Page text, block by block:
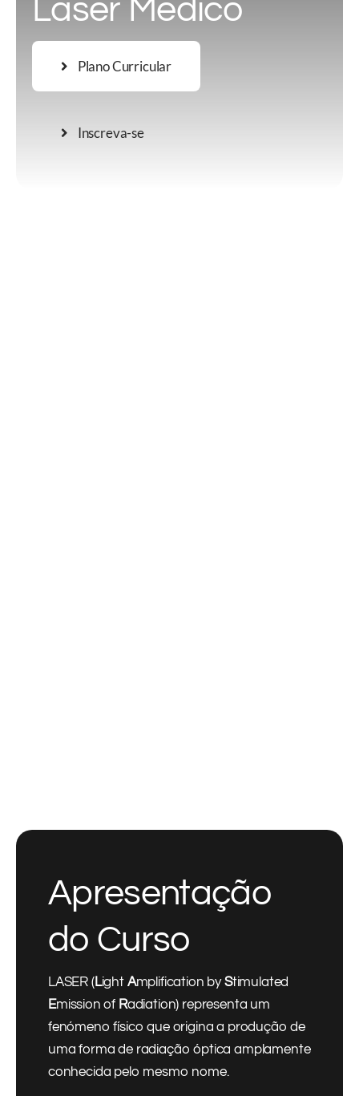
Laser Médico
Plano Curricular
Inscreva-se
Apresentação
do Curso
LASER (Light Amplification byStimulated
Emission of Radiation) representa um
fenómeno físico que origina a produção de
uma forma de radiação óptica amplamente
conhecida pelo mesmo nome.